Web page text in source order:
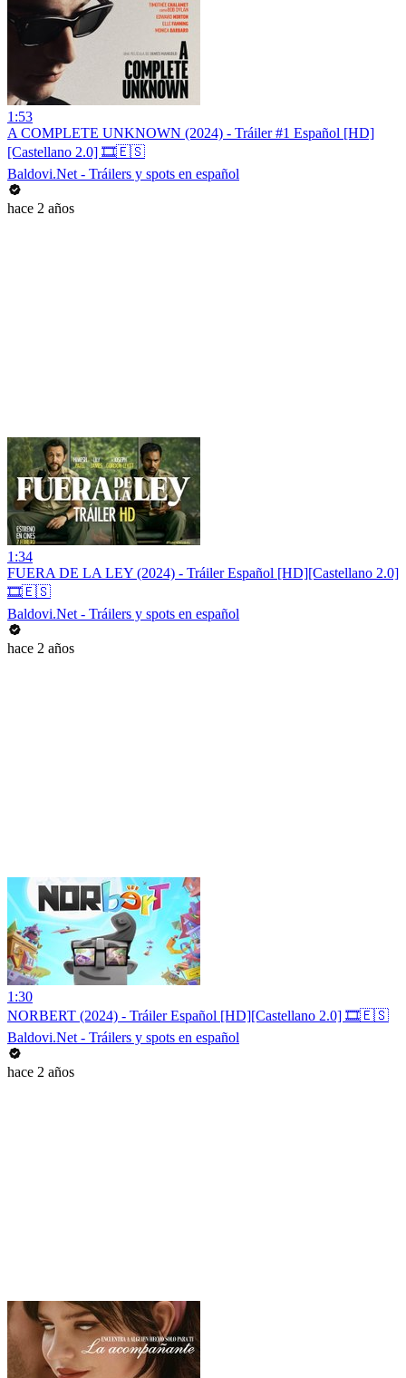
1:53
A COMPLETE UNKNOWN (2024) - Tráiler #1 Español [HD]
[Castellano 2.0] 🎞️🇪🇸
Baldovi.Net - Tráilers y spots en español
hace 2 años
1:34
FUERA DE LA LEY (2024) - Tráiler Español [HD][Castellano 2.0]
🎞️🇪🇸
Baldovi.Net - Tráilers y spots en español
hace 2 años
1:30
NORBERT (2024) - Tráiler Español [HD][Castellano 2.0] 🎞️🇪🇸
Baldovi.Net - Tráilers y spots en español
hace 2 años